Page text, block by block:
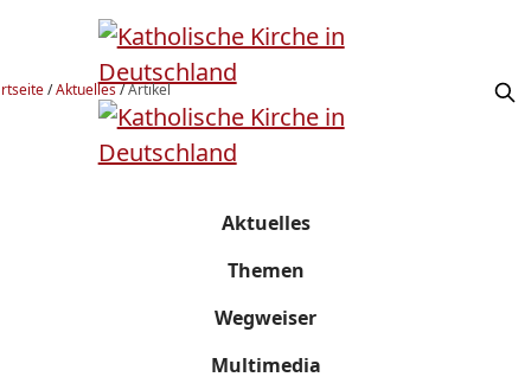
/Aktuelles/Artikel
Aktuelles
Themen
Wegweiser
Multimedia